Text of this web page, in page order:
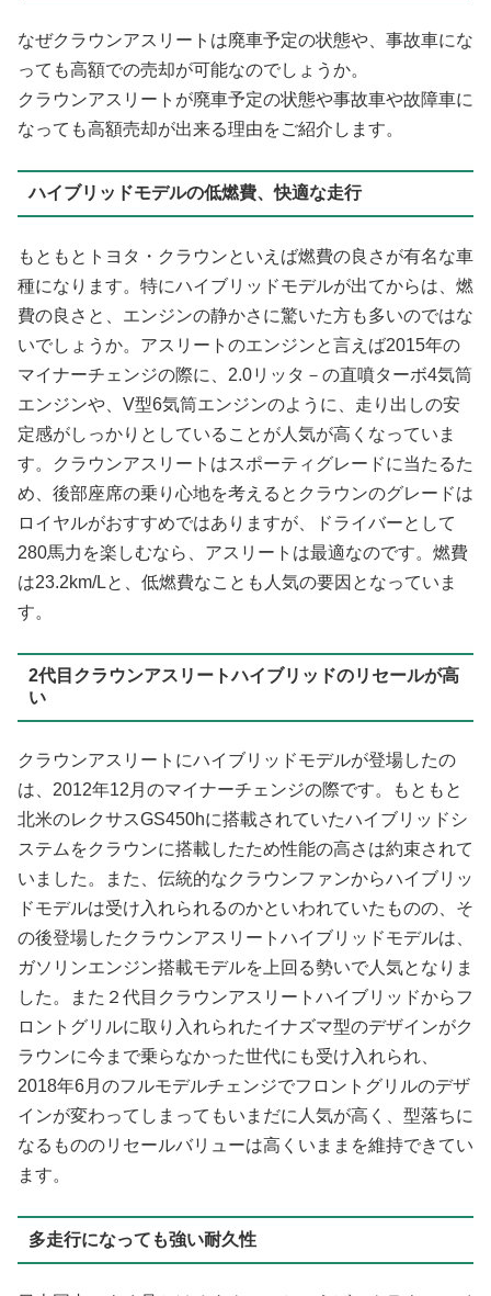
なぜクラウンアスリートは廃車予定の状態や、事故車にな
っても高額での売却が可能なのでしょうか。
クラウンアスリートが廃車予定の状態や事故車や故障車に
なっても高額売却が出来る理由をご紹介します。
ハイブリッドモデルの低燃費、快適な走行
もともとトヨタ・クラウンといえば燃費の良さが有名な車
種になります。特にハイブリッドモデルが出てからは、燃
費の良さと、エンジンの静かさに驚いた方も多いのではな
いでしょうか。アスリートのエンジンと言えば2015年の
マイナーチェンジの際に、2.0リッタ－の直噴ターボ4気筒
エンジンや、V型6気筒エンジンのように、走り出しの安
定感がしっかりとしていることが人気が高くなっていま
す。クラウンアスリートはスポーティグレードに当たるた
め、後部座席の乗り心地を考えるとクラウンのグレードは
ロイヤルがおすすめではありますが、ドライバーとして
280馬力を楽しむなら、アスリートは最適なのです。燃費
は23.2km/Lと、低燃費なことも人気の要因となっていま
す。
2代目クラウンアスリートハイブリッドのリセールが高
い
クラウンアスリートにハイブリッドモデルが登場したの
は、2012年12月のマイナーチェンジの際です。もともと
北米のレクサスGS450hに搭載されていたハイブリッドシ
ステムをクラウンに搭載したため性能の高さは約束されて
いました。また、伝統的なクラウンファンからハイブリッ
ドモデルは受け入れられるのかといわれていたものの、そ
の後登場したクラウンアスリートハイブリッドモデルは、
ガソリンエンジン搭載モデルを上回る勢いで人気となりま
した。また２代目クラウンアスリートハイブリッドからフ
ロントグリルに取り入れられたイナズマ型のデザインがク
ラウンに今まで乗らなかった世代にも受け入れられ、
2018年6月のフルモデルチェンジでフロントグリルのデザ
インが変わってしまってもいまだに人気が高く、型落ちに
なるもののリセールバリューは高くいままを維持できてい
ます。
多走行になっても強い耐久性